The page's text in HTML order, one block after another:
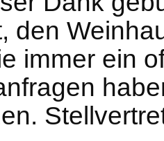
den
immer ein